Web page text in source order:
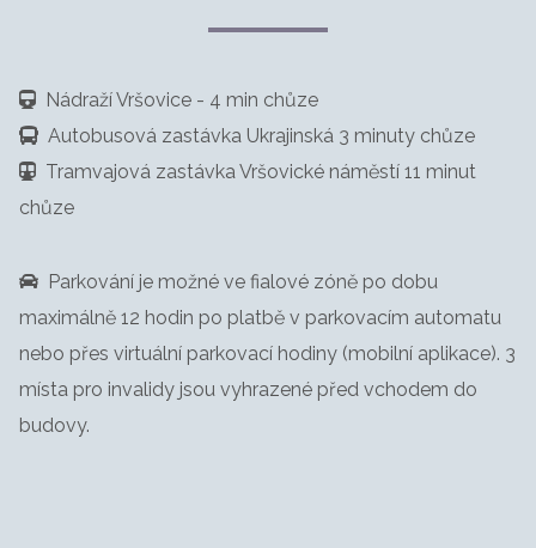
Nádraží Vršovice - 4 min chůze
Autobusová zastávka Ukrajinská 3 minuty chůze
Tramvajová zastávka Vršovické náměstí 11 minut
chůze
Parkování je možné ve fialové zóně po dobu
maximálně 12 hodin po platbě v parkovacím automatu
nebo přes virtuální parkovací hodiny (mobilní aplikace). 3
místa pro invalidy jsou vyhrazené před vchodem do
budovy.